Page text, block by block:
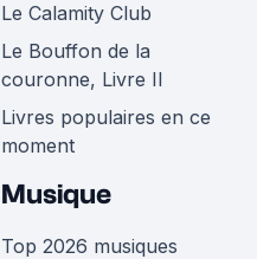
Le Calamity Club
Le Bouffon de la
couronne, Livre II
Livres populaires en ce
moment
Musique
Top 2026 musiques